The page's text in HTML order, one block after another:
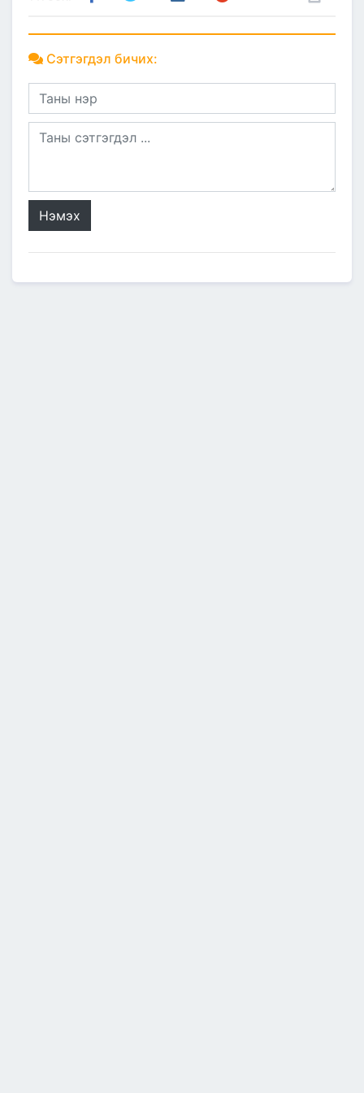
Сэтгэгдэл бичих:
Нэмэх